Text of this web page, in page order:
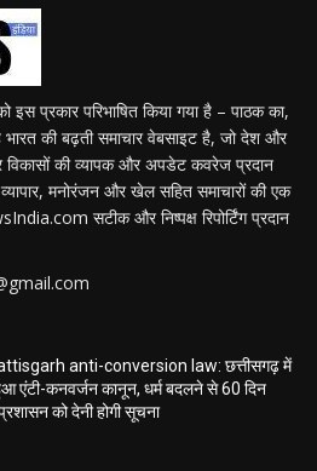
प्रकार परिभाषित किया गया है – पाठक का,
भारत की बढ़ती समाचार वेबसाइट है, जो देश और
की व्यापक और अपडेट कवरेज प्रदान
मनोरंजन और खेल सहित समाचारों की एक
सटीक और निष्पक्ष रिपोर्टिंग प्रदान
anti-conversion law: छत्तीसगढ़ में
एंटी-कनवर्जन कानून, धर्म बदलने से 60 दिन
को देनी होगी सूचना